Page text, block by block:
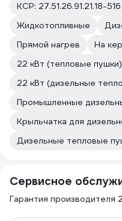
КСР: 27.51.26.91.21.18-516
Жидкотопливные
Прямой нагрев
На
22 кВт (тепловые пушки)
22 кВт (дизельные
Промышленные
Крыльчатка для
Дизельные тепловые
Сервисное
Гарантия производителя